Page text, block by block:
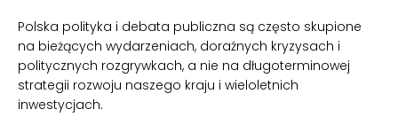
Polska polityka i debata publiczna są często skupione
na bieżących wydarzeniach, doraźnych kryzysach i
politycznych rozgrywkach, a nie na długoterminowej
strategii rozwoju naszego kraju i wieloletnich
inwestycjach.